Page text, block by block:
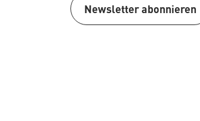
Newsletter abonnieren